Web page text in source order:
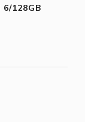
6/128GB